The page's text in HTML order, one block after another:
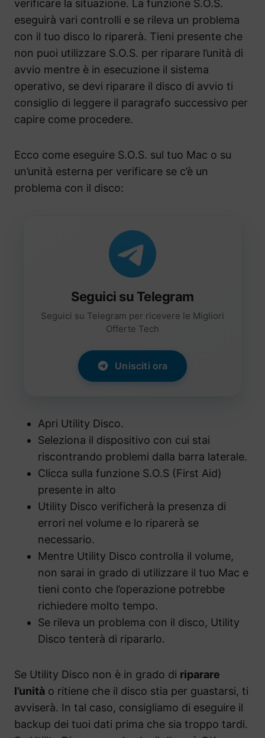
verificare la situazione. La funzione S.O.S.
eseguirà vari controlli e se rileva un problema
con il tuo disco lo riparerà. Tieni presente che
non puoi utilizzare S.O.S. per riparare l’unità di
avvio mentre è in esecuzione il sistema
operativo, se devi riparare il disco di avvio ti
consiglio di leggere il paragrafo successivo per
capire come procedere.
Ecco come eseguire S.O.S. sul tuo Mac o su
un’unità esterna per verificare se c’è un
problema con il disco:
Seguici su Telegram
Seguici su Telegram per ricevere le Migliori
Offerte Tech
Unisciti ora
Apri Utility Disco.
Seleziona il dispositivo con cui stai
riscontrando problemi dalla barra laterale.
Clicca sulla funzione S.O.S (First Aid)
presente in alto
Utility Disco verificherà la presenza di
errori nel volume e lo riparerà se
necessario.
Mentre Utility Disco controlla il volume,
non sarai in grado di utilizzare il tuo Mac e
tieni conto che l’operazione potrebbe
richiedere molto tempo.
Se rileva un problema con il disco, Utility
Disco tenterà di ripararlo.
Se Utility Disco non è in grado di riparare
l’unità o ritiene che il disco stia per guastarsi, ti
avviserà. In tal caso, consigliamo di eseguire il
backup dei tuoi dati prima che sia troppo tardi.